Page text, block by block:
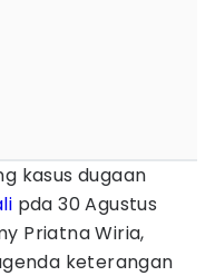
kasus dugaan
pda 30 Agustus
Priatna Wiria,
keterangan